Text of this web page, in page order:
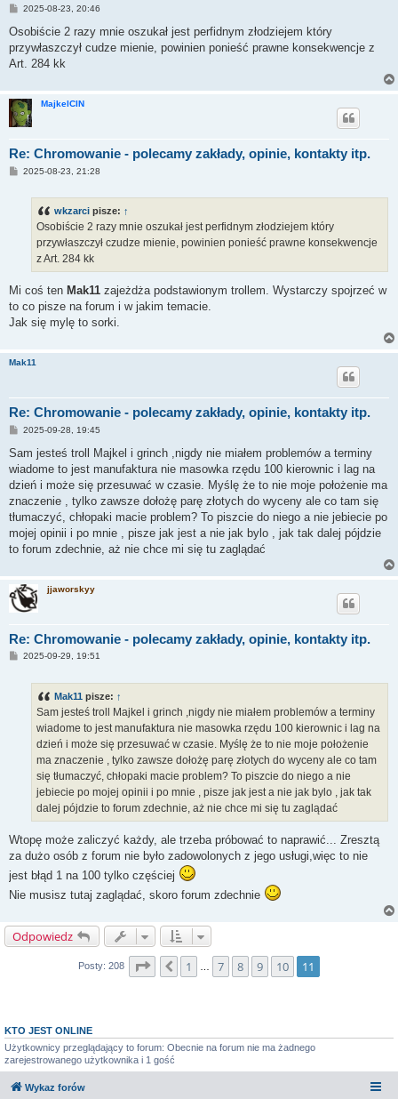
P
s
2025-08-23, 20:46
Osobiście 2 razy mnie oszukał jest perfidnym złodziejem który
przywłaszczył cudze mienie, powinien ponieść prawne konsekwencje z
Art. 284 kk
MajkelCIN
Re: Chromowanie - polecamy zakłady, opinie, kontakty itp.
P2025-08-23, 21:28
wkzarci pisze: ↑
Osobiście 2 razy mnie oszukał jest perfidnym złodziejem który
przywłaszczył czudze mienie, powinien ponieść prawne konsekwencje
z Art. 284 kk
Mi coś ten Mak11 zajeżdża podstawionym trollem. Wystarczy spojrzeć w
to co pisze na forum i w jakim temacie.
Jak się mylę to sorki.
Mak11
Re: Chromowanie - polecamy zakłady, opinie, kontakty itp.
P
s
2025-09-28, 19:45
Sam jesteś troll Majkel i grinch ,nigdy nie miałem problemów a terminy
wiadome to jest manufaktura nie masowka rzędu 100 kierownic i lag na
dzień i może się przesuwać w czasie. Myślę że to nie moje położenie ma
znaczenie , tylko zawsze dołożę parę złotych do wyceny ale co tam się
tłumaczyć, chłopaki macie problem? To piszcie do niego a nie jebiecie po
mojej opinii i po mnie , pisze jak jest a nie jak bylo , jak tak dalej pójdzie
to forum zdechnie, aż nie chce mi się tu zaglądać
jjaworskyy
Re: Chromowanie - polecamy zakłady, opinie, kontakty itp.
P2025-09-29, 19:51
Mak11 pisze: ↑
Sam jesteś troll Majkel i grinch ,nigdy nie miałem problemów a terminy
wiadome to jest manufaktura nie masowka rzędu 100 kierownic i lag na
dzień i może się przesuwać w czasie. Myślę że to nie moje położenie
ma znaczenie , tylko zawsze dołożę parę złotych do wyceny ale co tam
się tłumaczyć, chłopaki macie problem? To piszcie do niego a nie
jebiecie po mojej opinii i po mnie , pisze jak jest a nie jak bylo , jak tak
dalej pójdzie to forum zdechnie, aż nie chce mi się tu zaglądać
Wtopę może zaliczyć każdy, ale trzeba próbować to naprawić... Zresztą
za dużo osób z forum nie było zadowolonych z jego usługi,więc to nie
jest błąd 1 na 100 tylko częściej
Nie musisz tutaj zaglądać, skoro forum zdechnie
Odpowiedz
Posty: 208 Strona11z 11
Poprzednia
1 7 8 9 10 11
KTO JEST ONLINE
Użytkownicy przeglądający to forum: Obecnie na forum nie ma żadnego
zarejestrowanego użytkownika i 1 gość
Wykaz forów